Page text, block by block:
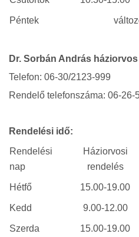
Péntek
Dr. Sorbán András háziorvos
Telefon: 06-30/2123-999
Rendelő telefonszáma: 06-26-
Rendelési idő:
Rendelési
nap
Háziorvosi
rendelés
Hétfő 15.00-19.00
Kedd
9.00-12.00
Szerda
15.00-19.00